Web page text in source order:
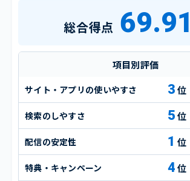
総合得点 69.91
項目別評価
サイト・アプリの使いやすさ 3
検索のしやすさ 5
配信の安定性 1
特典・キャンペーン 4